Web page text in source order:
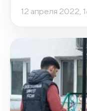
12 апреля 2022,